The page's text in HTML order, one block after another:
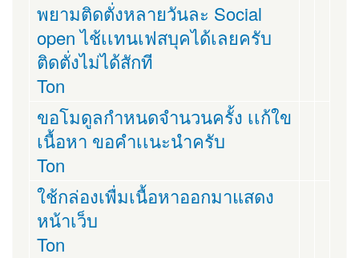
พยามติดตั่งหลายวันละ Social
open ไช้เเทนเฟสบุคได้เลยครับ
ติดตั่งไม่ได้สักที
Ton
ขอโมดูลกำหนดจำนวนครั้ง เเก้ใข
เนื้อหา ขอคำเเนะนำครับ
Ton
ใช้กล่องเพื่มเนื้อหาออกมาแสดง
หน้าเว็บ
Ton